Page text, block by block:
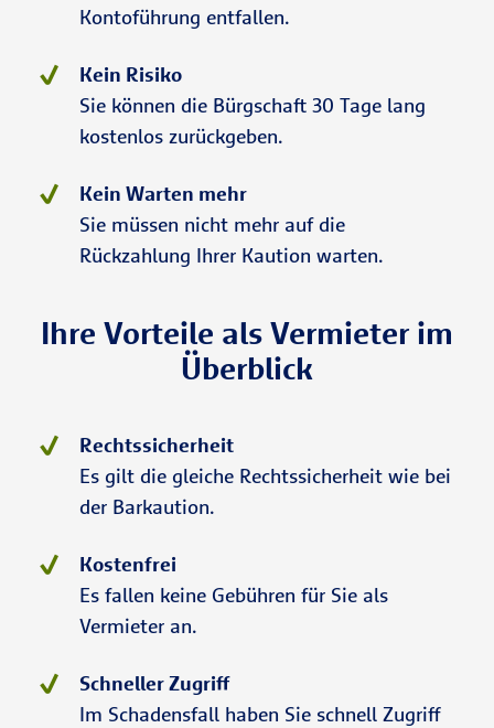
Kontoführung entfallen.
Kein Risiko
Sie können die Bürgschaft 30 Tage lang
kostenlos zurückgeben.
Kein Warten mehr
Sie müssen nicht mehr auf die
Rückzahlung Ihrer Kaution warten.
Ihre Vorteile als Vermieter im
Überblick
Rechtssicherheit
Es gilt die gleiche Rechtssicherheit wie bei
der Barkaution.
Kostenfrei
Es fallen keine Gebühren für Sie als
Vermieter an.
Schneller Zugriff
Im Schadensfall haben Sie schnell Zugriff